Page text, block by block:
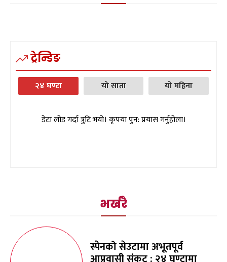
ट्रेन्डिङ
२४ घण्टा यो साता यो महिना
डेटा लोड गर्दा त्रुटि भयो। कृपया पुन: प्रयास गर्नुहोला।
भर्खरै
स्पेनको सेउटामा अभूतपूर्व